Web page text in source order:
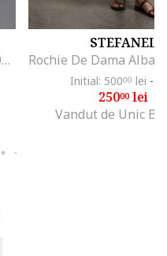
Pantaloni Denim De Dama 003570227
STEFANEL
Initial: 50000 lei -
25000lei
Vandut de Unic